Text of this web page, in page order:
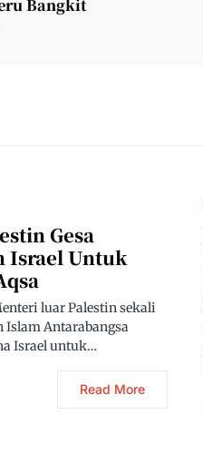
Bangkit
Gesa
Israel Untuk
luar Palestin sekali
Islam Antarabangsa
Israel untuk…
Read More